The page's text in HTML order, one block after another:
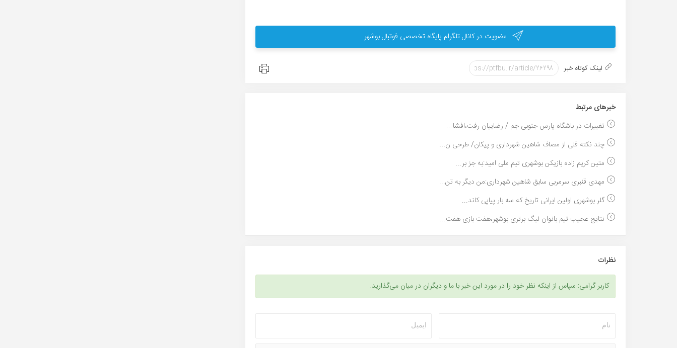
عضویت در کانال تلگرام پایگاه تخصصی فوتبال بوشهر
لینک کوتاه خبر
خبر‌های مرتبط
تغییرات در باشگاه پارس جنوبی جم / رضاییان رفت،افشا...
چند نکته فنی از مصاف شاهین شهرداری و پیکان/ طرحی ن...
متین کریم زاده بازیکن بوشهری تیم ملی امید:به جز بر...
مهدی قنبری سرمربی سابق شاهین شهرداری:من دیگر به تن...
گلر بوشهری اولین ایرانی تاریخ که سه بار پیاپی کاند...
نتایج عجیب تیم بانوان لیگ برتری بوشهر،هفت بازی هفت...
نظرات
کاربر گرامی: سپاس از اینکه نظر خود را در مورد این خبر با ما و دیگران در میان می‌گذارید.